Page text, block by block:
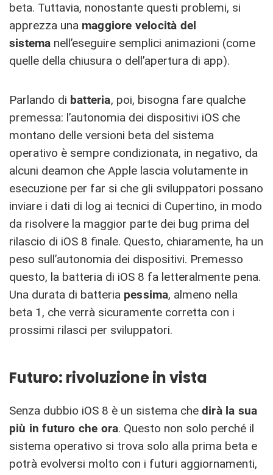
beta. Tuttavia, nonostante questi problemi, si
apprezza una maggiore velocità del
sistema nell’eseguire semplici animazioni (come
quelle della chiusura o dell’apertura di app).
Parlando di batteria, poi, bisogna fare qualche
premessa: l’autonomia dei dispositivi iOS che
montano delle versioni beta del sistema
operativo è sempre condizionata, in negativo, da
alcuni deamon che Apple lascia volutamente in
esecuzione per far si che gli sviluppatori possano
inviare i dati di log ai tecnici di Cupertino, in modo
da risolvere la maggior parte dei bug prima del
rilascio di iOS 8 finale. Questo, chiaramente, ha un
peso sull’autonomia dei dispositivi. Premesso
questo, la batteria di iOS 8 fa letteralmente pena.
Una durata di batteria pessima, almeno nella
beta 1, che verrà sicuramente corretta con i
prossimi rilasci per sviluppatori.
Futuro: rivoluzione in vista
Senza dubbio iOS 8 è un sistema che dirà la sua
più in futuro che ora. Questo non solo perché il
sistema operativo si trova solo alla prima beta e
potrà evolversi molto con i futuri aggiornamenti,